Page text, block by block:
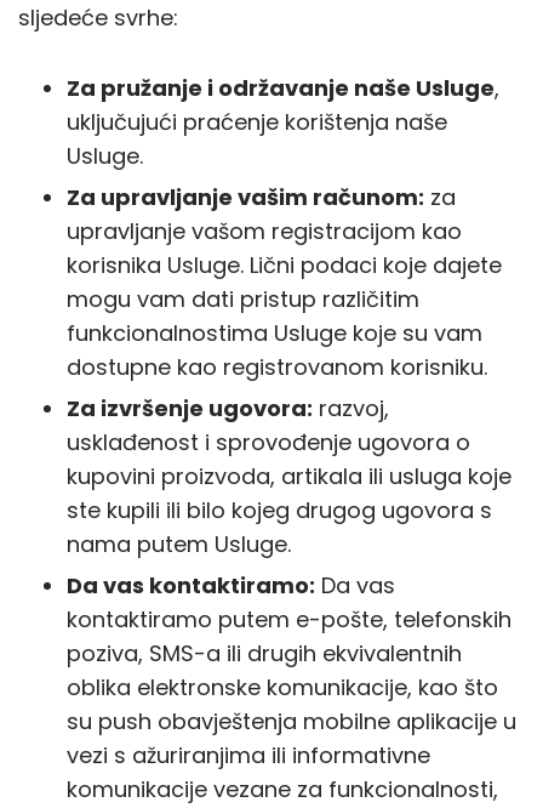
sljedeće svrhe:
Za pružanje i održavanje naše Usluge,
uključujući praćenje korištenja naše
Usluge.
Za upravljanje vašim računom: za
upravljanje vašom registracijom kao
korisnika Usluge. Lični podaci koje dajete
mogu vam dati pristup različitim
funkcionalnostima Usluge koje su vam
dostupne kao registrovanom korisniku.
Za izvršenje ugovora: razvoj,
usklađenost i sprovođenje ugovora o
kupovini proizvoda, artikala ili usluga koje
ste kupili ili bilo kojeg drugog ugovora s
nama putem Usluge.
Da vas kontaktiramo: Da vas
kontaktiramo putem e-pošte, telefonskih
poziva, SMS-a ili drugih ekvivalentnih
oblika elektronske komunikacije, kao što
su push obavještenja mobilne aplikacije u
vezi s ažuriranjima ili informativne
komunikacije vezane za funkcionalnosti,